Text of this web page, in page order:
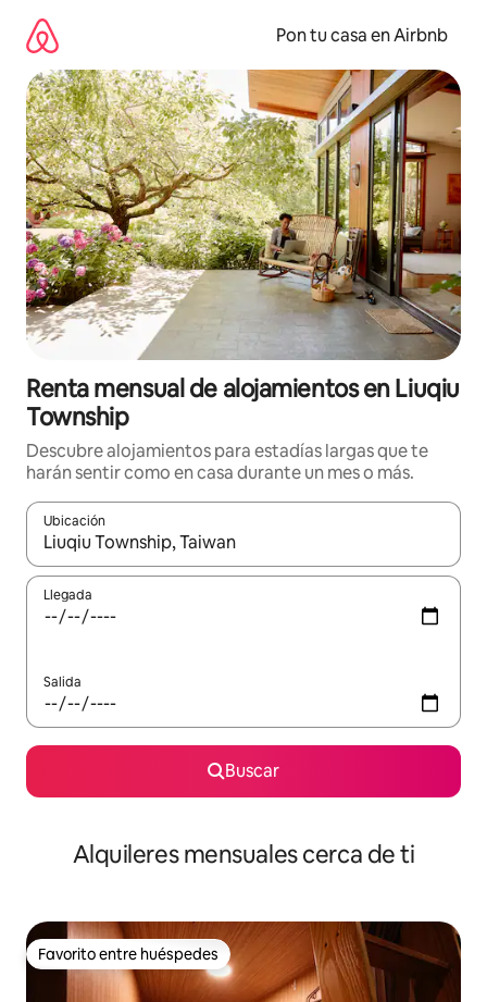
contenido
Pon tu casa en Airbnb
Renta mensual de alojamientos en Liuqiu
Township
Descubre alojamientos para estadías largas que te
harán sentir como en casa durante un mes o más.
Ubicación
Cuando los resultados estén disponibles, navega con las
Llegada
Salida
Buscar
Alquileres mensuales cerca de ti
Favorito entre huéspedes
Favorito entre huéspedes